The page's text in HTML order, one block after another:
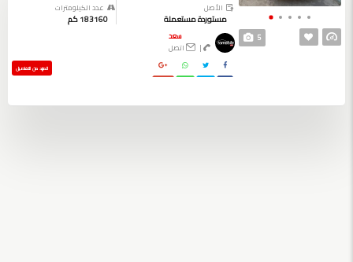
5
الأصل
مستوردة مستعملة
عدد الكيلومترات
183160 كم
سعد
|
اتصل
المزيد من التفاصيل